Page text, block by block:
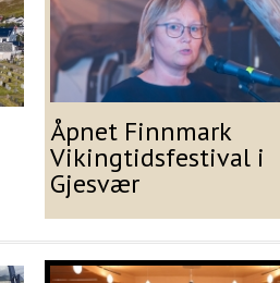
Åpnet Finnmark
Vikingtidsfestival i
Gjesvær